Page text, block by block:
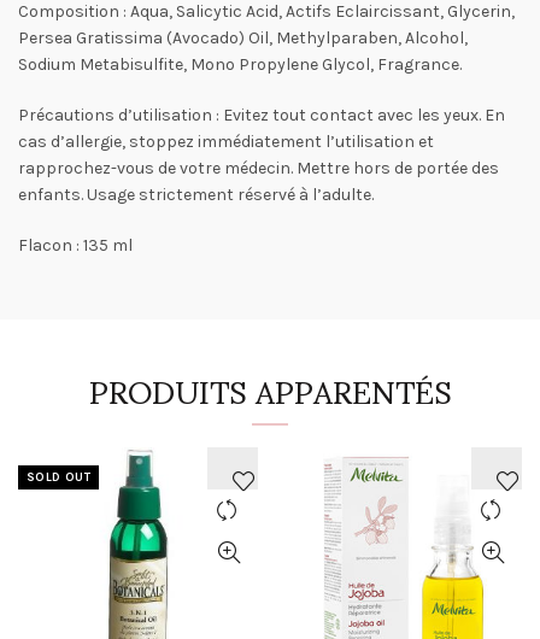
Composition : Aqua, Salicytic Acid, Actifs Eclaircissant, Glycerin,
Persea Gratissima (Avocado) Oil, Methylparaben, Alcohol,
Sodium Metabisulfite, Mono Propylene Glycol, Fragrance.
Précautions d’utilisation : Evitez tout contact avec les yeux. En
cas d’allergie, stoppez immédiatement l’utilisation et
rapprochez-vous de votre médecin. Mettre hors de portée des
enfants. Usage strictement réservé à l’adulte.
Flacon : 135 ml
PRODUITS APPARENTÉS
SOLD OUT